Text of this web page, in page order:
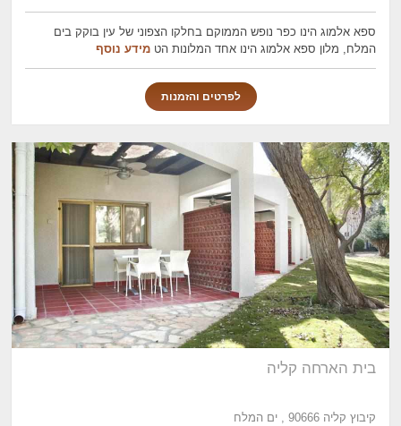
ספא אלמוג הינו כפר נופש הממוקם בחלקו הצפוני של עין בוקק בים
המלח, מלון ספא אלמוג הינו אחד המלונות הטמידע נוסף
לפרטים והזמנות
בית הארחה קליה
קיבוץ קליה 90666 , ים המלח